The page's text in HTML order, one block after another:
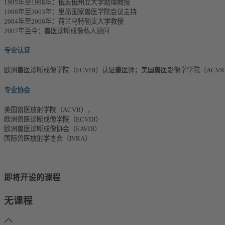
1995年至1998年：俄亥俄州立大学助理教授
1998年至2003年：里昂国家兽医学院会议主持
2004年至2006年：荷兰乌特勒支大学教授
2007年至今：兽医诊断成像私人顾问
专业认证
欧洲兽医诊断成像学院（ECVDI）认证兽医师；美国兽医影像学学院（
专业协会
美国兽医放射学院（ACVR），
欧洲兽医诊断成像学院（ECVDI）
欧洲兽医诊断成像协会（EAVDI）
国际兽医放射学协会（IVRA）
即将开设的课程
无课程